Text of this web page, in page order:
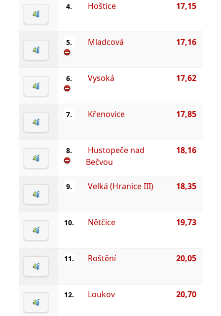
4. Hoštice 17,15
5. Mladcová 17,16
6. Vysoká 17,62
7. Křenovice 17,85
8.
Hustopeče nad
Bečvou
18,16
9. Velká (Hranice III) 18,35
10. Nětčice 19,73
11. Roštění 20,05
12. Loukov 20,70